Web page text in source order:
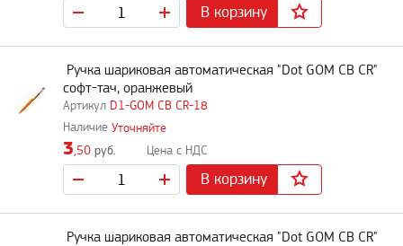
В корзину
D1-GOM CB CR-18
Ручка шариковая автоматическая "Dot GOM CB CR"
софт-тач, оранжевый
Уточняйте
3,50 руб.
В корзину
Ручка шариковая автоматическая "Dot GOM CB CR"